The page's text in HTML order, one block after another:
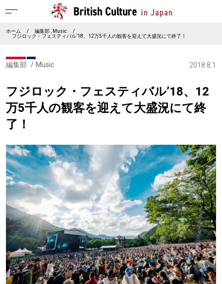
ホーム / 編集部 Music /
フジロック・フェスティバル’18、12万5千人の観客を迎えて大盛況にて終了！
編集部 Music 2018.8.1
フジロック・フェスティバル’18、12
万5千人の観客を迎えて大盛況にて終
了！